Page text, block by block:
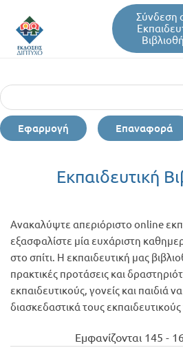
Σύνδεση
Φόρμα αναζήτησης
Εκπαιδευτική Βιβλιοθήκη
Σεμινάρια / Συνέδρια
Τεύχη Περιοδικών
Εφαρμογή Επαναφορά
Εκπαιδευτική
Ανακαλύψτε απεριόριστο online
εξασφαλίστε μία ευχάριστη
στο σπίτι. Η εκπαιδευτική μας
πρακτικές προτάσεις και
εκπαιδευτικούς, γονείς και παιδιά
διασκεδαστικά τους
Εμφανίζονται 145 -